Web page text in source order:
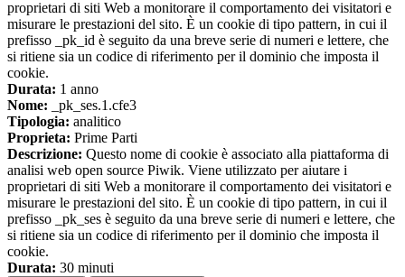
proprietari di siti Web a monitorare il comportamento dei visitatori e
misurare le prestazioni del sito. È un cookie di tipo pattern, in cui il
prefisso _pk_id è seguito da una breve serie di numeri e lettere, che
si ritiene sia un codice di riferimento per il dominio che imposta il
cookie.
Durata: 1 anno
Nome: _pk_ses.1.cfe3
Tipologia: analitico
Proprieta: Prime Parti
Descrizione: Questo nome di cookie è associato alla piattaforma di
analisi web open source Piwik. Viene utilizzato per aiutare i
proprietari di siti Web a monitorare il comportamento dei visitatori e
misurare le prestazioni del sito. È un cookie di tipo pattern, in cui il
prefisso _pk_ses è seguito da una breve serie di numeri e lettere, che
si ritiene sia un codice di riferimento per il dominio che imposta il
cookie.
Durata: 30 minuti